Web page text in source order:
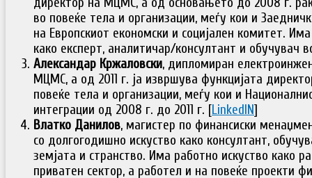
во повеќе тела и организации, меѓу кои и
на Европскиот економски и социјален комитет.
како експерт, аналитичар/консултант и обучувач
Александар Кржаловски, дипломиран
МЦМС, а од 2011 г. ја извршува функцијата
повеќе тела и организации, меѓу кои и
интеграции од 2008 г. до 2011 г. [LinkedIN]
Влатко Данилов, магистер по финансиски
со долгогодишно искуство како консултант,
земјата и странство. Има работно искуство како
приватен сектор, а работел и на повеќе проекти